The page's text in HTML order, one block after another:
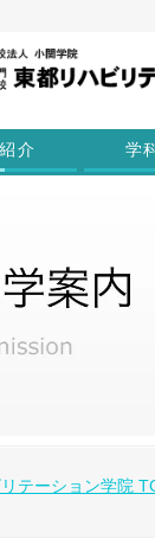
介 学
テーション学院